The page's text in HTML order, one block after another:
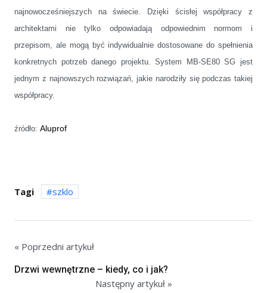
najnowocześniejszych na świecie. Dzięki ścisłej współpracy z
architektami nie tylko odpowiadają odpowiednim normom i
przepisom, ale mogą być indywidualnie dostosowane do spełnienia
konkretnych potrzeb danego projektu. System MB-SE80 SG jest
jednym z najnowszych rozwiązań, jakie narodziły się podczas takiej
współpracy.
źródło: Aluprof
Tagi szklo
« Poprzedni artykuł
Drzwi wewnętrzne – kiedy, co i jak?
Następny artykuł »